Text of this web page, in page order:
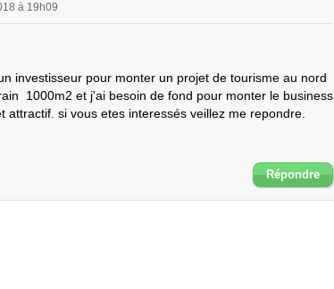
à 19h09
investisseur pour monter un projet de tourisme au nord
1000m2 et j'ai besoin de fond pour monter le business
attractif. si vous etes interessés veillez me repondre.
Répondre